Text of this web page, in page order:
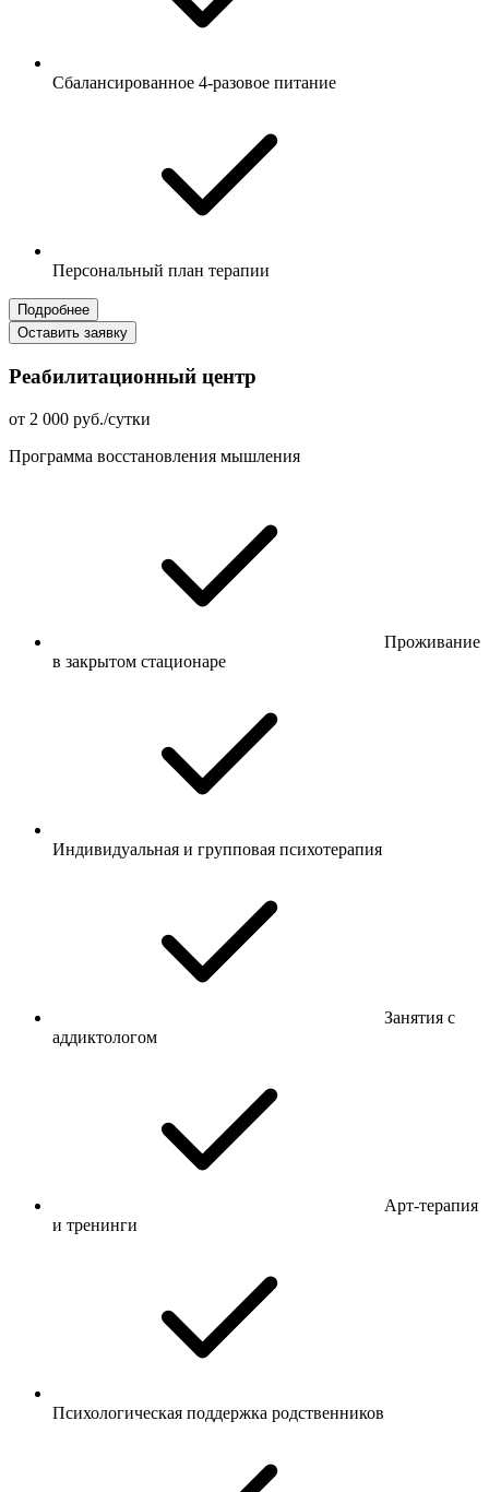
Сбалансированное 4-разовое питание
Персональный план терапии
Подробнее
Оставить заявку
Реабилитационный центр
от 2 000 руб./сутки
Программа восстановления мышления
Проживание
в закрытом стационаре
Индивидуальная и групповая психотерапия
Занятия с
аддиктологом
Арт-терапия
и тренинги
Психологическая поддержка родственников